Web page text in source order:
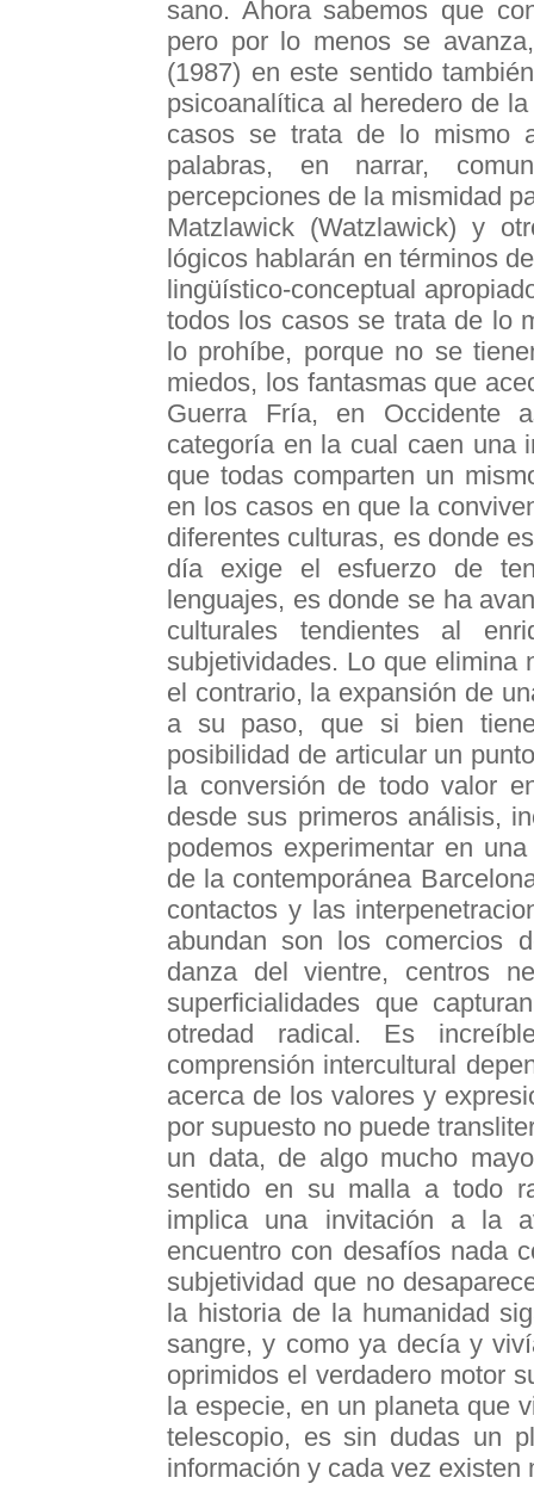
sano. Ahora sabemos que
pero por lo menos se
(1987) en este sentido
psicoanalítica al heredero de
casos se trata de lo mismo
palabras, en narrar,
percepciones de la mismidad
Matzlawick (Watzlawick) y
lógicos hablarán en términos
lingüístico-conceptual
todos los casos se trata de lo
lo prohíbe, porque no se
miedos, los fantasmas que
Guerra Fría, en Occidente
categoría en la cual caen una
que todas comparten un
en los casos en que la
diferentes culturas, es donde
día exige el esfuerzo de
lenguajes, es donde se ha
culturales tendientes al
subjetividades. Lo que elimina
el contrario, la expansión de
a su paso, que si bien
posibilidad de articular un
la conversión de todo valor
desde sus primeros análisis,
podemos experimentar en
de la contemporánea
contactos y las
abundan son los comercios
danza del vientre, centros
superficialidades que
otredad radical. Es
comprensión intercultural
acerca de los valores y
por supuesto no puede
un data, de algo mucho
sentido en su malla a todo
implica una invitación a la
encuentro con desafíos nada
subjetividad que no
la historia de la humanidad
sangre, y como ya decía y
oprimidos el verdadero motor
la especie, en un planeta que
telescopio, es sin dudas un
información y cada vez